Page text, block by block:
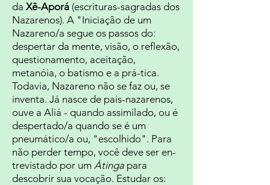
da Xê-Aporá (escrituras-sagradas dos
Nazarenos). A "Iniciação de um
Nazareno/a segue os passos do:
despertar da mente, visão, o reflexão,
questionamento, aceitação,
metanóia, o batismo e a prá-tica.
Todavia, Nazareno não se faz ou, se
inventa. Já nasce de pais-nazarenos,
ouve a Aliá - quando assimilado, ou é
despertado/a quando se é um
pneumático/a ou, "escolhido". Para
não perder tempo, você deve ser en-
trevistado por um Átinga para
descobrir sua vocação. Estudar os: